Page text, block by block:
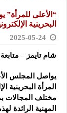
“الأعلى
البحرينية
2025-05-24
شام تايمز – متابعة
يواصل المجلس
المرأة البحرينية
مختلف المجالات
المهنية الرائدة